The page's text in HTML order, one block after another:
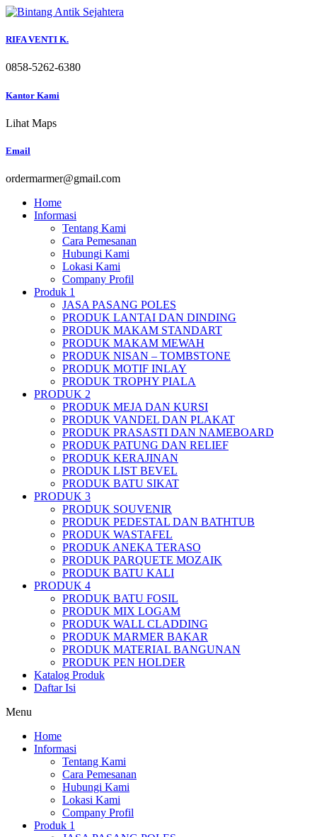
Skip
content
RIFA VENTI K.
0858-5262-6380
Kantor Kami
Lihat Maps
Email
ordermarmer@gmail.com
Home
Informasi
Tentang Kami
Cara Pemesanan
Hubungi Kami
Lokasi Kami
Company Profil
Produk 1
JASA PASANG POLES
PRODUK LANTAI DAN DINDING
PRODUK MAKAM STANDART
PRODUK MAKAM MEWAH
PRODUK NISAN – TOMBSTONE
PRODUK MOTIF INLAY
PRODUK TROPHY PIALA
PRODUK 2
PRODUK MEJA DAN KURSI
PRODUK VANDEL DAN PLAKAT
PRODUK PRASASTI DAN NAMEBOARD
PRODUK PATUNG DAN RELIEF
PRODUK KERAJINAN
PRODUK LIST BEVEL
PRODUK BATU SIKAT
PRODUK 3
PRODUK SOUVENIR
PRODUK PEDESTAL DAN BATHTUB
PRODUK WASTAFEL
PRODUK ANEKA TERASO
PRODUK PARQUETE MOZAIK
PRODUK BATU KALI
PRODUK 4
PRODUK BATU FOSIL
PRODUK MIX LOGAM
PRODUK WALL CLADDING
PRODUK MARMER BAKAR
PRODUK MATERIAL BANGUNAN
PRODUK PEN HOLDER
Katalog Produk
Daftar Isi
Menu
Home
Informasi
Tentang Kami
Cara Pemesanan
Hubungi Kami
Lokasi Kami
Company Profil
Produk 1